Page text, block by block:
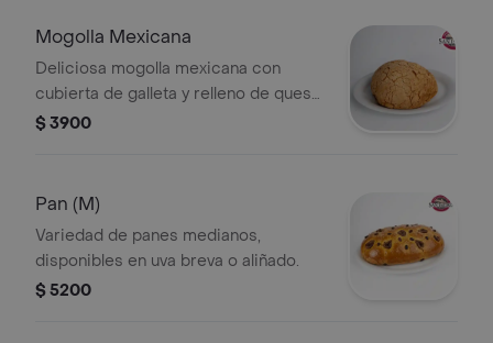
Mogolla Mexicana
Deliciosa mogolla mexicana con
cubierta de galleta y relleno de queso
con uvas pasas. Suave, dulce y con un
disfrutar en cualquier momento del
$ 3900
Pan (M)
Variedad de panes medianos,
disponibles en uva breva o aliñado.
$ 5200